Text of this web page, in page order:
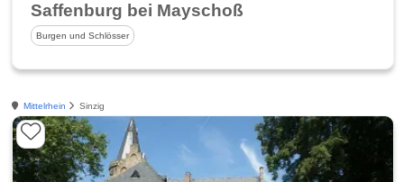
Saffenburg bei Mayschoß
Burgen und Schlösser
Mittelrhein Sinzig